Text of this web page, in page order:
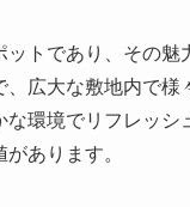
トであり、その魅
広大な敷地内で様
環境でリフレッ
あります。